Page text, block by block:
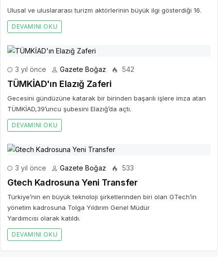
Ulusal ve uluslararası turizm aktörlerinin büyük ilgi gösterdiği 16.
DEVAMINI OKU
3 yıl önce Gazete Boğaz 542
TÜMKİAD'ın Elazığ Zaferi
Gecesini gündüzüne katarak bir birinden başarılı işlere imza atan
TÜMKİAD,39’uncu şubesini Elazığ’da açtı.
DEVAMINI OKU
3 yıl önce Gazete Boğaz 533
Gtech Kadrosuna Yeni Transfer
Türkiye’nin en büyük teknoloji şirketlerinden biri olan GTech’in
yönetim kadrosuna Tolga Yıldırım Genel Müdür
Yardımcısı olarak katıldı.
DEVAMINI OKU